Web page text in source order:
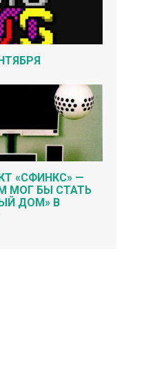
«СФИНКС» —
МОГ БЫ СТАТЬ
ДОМ» В